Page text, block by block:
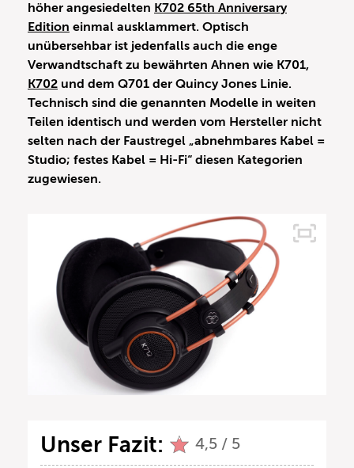
höher angesiedelten K702 65th Anniversary
Edition einmal ausklammert. Optisch
unübersehbar ist jedenfalls auch die enge
Verwandtschaft zu bewährten Ahnen wie K701,
K702 und dem Q701 der Quincy Jones Linie.
Technisch sind die genannten Modelle in weiten
Teilen identisch und werden vom Hersteller nicht
selten nach der Faustregel „abnehmbares Kabel =
Studio; festes Kabel = Hi-Fi“ diesen Kategorien
zugewiesen.
Unser Fazit: 4,5 / 5